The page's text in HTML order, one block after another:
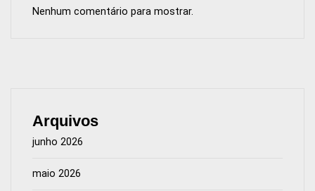
Nenhum comentário para mostrar.
Arquivos
junho 2026
maio 2026